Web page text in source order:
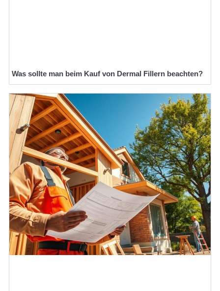
Was sollte man beim Kauf von Dermal Fillern beachten?